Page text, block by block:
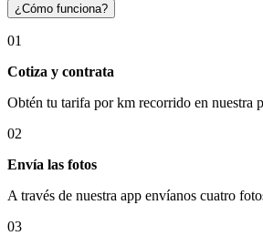
¿Cómo funciona?
01
Cotiza y contrata
Obtén tu tarifa por km recorrido en nuestra
02
Envía las fotos
A través de nuestra app envíanos cuatro
03